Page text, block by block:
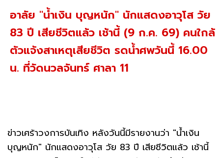
อาลัย "น้ำเงิน บุญหนัก" นักแสดงอาวุโส วัย
83 ปี เสียชีวิตแล้ว เช้านี้ (9 ก.ค. 69) คนใกล้
ตัวแจ้งสาเหตุเสียชีวิต รดน้ำศพวันนี้ 16.00
น. ที่วัดนวลจันทร์ ศาลา 11
ข่าวเศร้าวงการบันเทิง หลังวันนี้มีรายงานว่า "น้ำเงิน
บุญหนัก" นักแสดงอาวุโส วัย 83 ปี เสียชีวิตแล้ว เช้านี้